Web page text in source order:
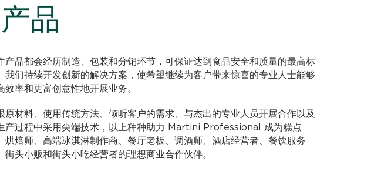
品
产品都会经历制造、包装和分销环节，可保证达到食品安全和质量的最高标
我们持续开发创新的解决方案，使希望继续为客户带来惊喜的专业人士能够
效率和更富创意性地开展业务。
原材料、使用传统方法、倾听客户的需求、与杰出的专业人员开展合作以及
产过程中采用尖端技术，以上种种助力 Martini Professional 成为糕点
烘焙师、高端冰淇淋制作商、餐厅老板、调酒师、酒店经营者、餐饮服务
街头小贩和街头小吃经营者的理想商业合作伙伴。